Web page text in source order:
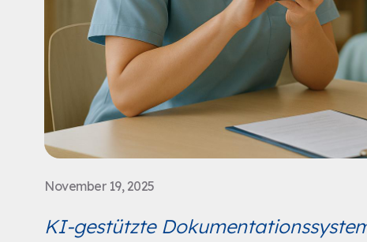
November 19, 2025
KI-gestützte